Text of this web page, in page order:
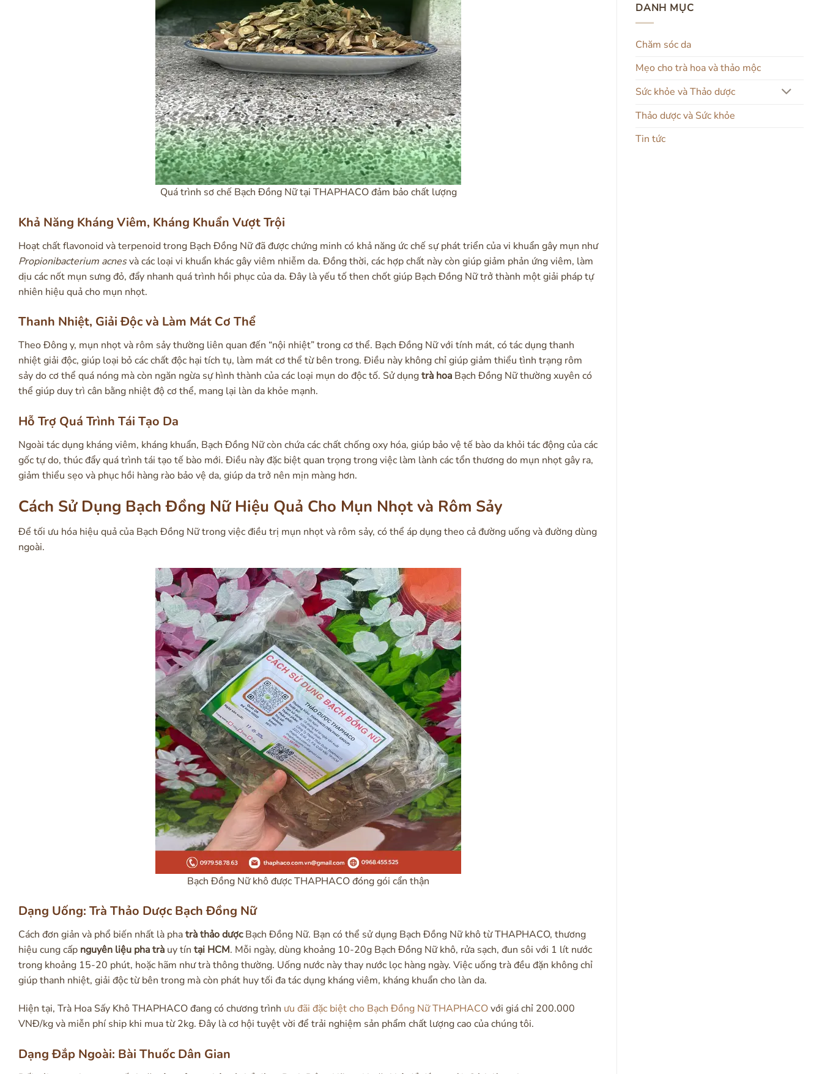
Quá trình sơ chế Bạch Đồng Nữ tại THAPHACO đảm bảo chất lượng
Khả Năng Kháng Viêm, Kháng Khuẩn Vượt Trội
Hoạt chất flavonoid và terpenoid trong Bạch Đồng Nữ đã được chứng minh có khả năng ức chế sự phát triển của vi khuẩn gây mụn như
Propionibacterium acnesvà các loại vi khuẩn khác gây viêm nhiễm da. Đồng thời, các hợp chất này còn giúp giảm phản ứng viêm, làm
dịu các nốt mụn sưng đỏ, đẩy nhanh quá trình hồi phục của da. Đây là yếu tố then chốt giúp Bạch Đồng Nữ trở thành một giải pháp tự
nhiên hiệu quả cho mụn nhọt.
Thanh Nhiệt, Giải Độc và Làm Mát Cơ Thể
Theo Đông y, mụn nhọt và rôm sảy thường liên quan đến “nội nhiệt” trong cơ thể. Bạch Đồng Nữ với tính mát, có tác dụng thanh
nhiệt giải độc, giúp loại bỏ các chất độc hại tích tụ, làm mát cơ thể từ bên trong. Điều này không chỉ giúp giảm thiểu tình trạng rôm
sảy do cơ thể quá nóng mà còn ngăn ngừa sự hình thành của các loại mụn do độc tố. Sử dụngtrà hoa Bạch Đồng Nữ thường xuyên có
thể giúp duy trì cân bằng nhiệt độ cơ thể, mang lại làn da khỏe mạnh.
Hỗ Trợ Quá Trình Tái Tạo Da
Ngoài tác dụng kháng viêm, kháng khuẩn, Bạch Đồng Nữ còn chứa các chất chống oxy hóa, giúp bảo vệ tế bào da khỏi tác động của các
gốc tự do, thúc đẩy quá trình tái tạo tế bào mới. Điều này đặc biệt quan trọng trong việc làm lành các tổn thương do mụn nhọt gây ra,
giảm thiểu sẹo và phục hồi hàng rào bảo vệ da, giúp da trở nên mịn màng hơn.
Cách Sử Dụng Bạch Đồng Nữ Hiệu Quả Cho Mụn Nhọt và Rôm Sảy
Để tối ưu hóa hiệu quả của Bạch Đồng Nữ trong việc điều trị mụn nhọt và rôm sảy, có thể áp dụng theo cả đường uống và đường dùng
ngoài.
Bạch Đồng Nữ khô được THAPHACO đóng gói cẩn thận
Dạng Uống: Trà Thảo Dược Bạch Đồng Nữ
Cách đơn giản và phổ biến nhất là phatrà thảo dượcBạch Đồng Nữ. Bạn có thể sử dụng Bạch Đồng Nữ khô từ THAPHACO, thương
hiệu cung cấp nguyên liệu pha trà uy tín tại HCM. Mỗi ngày, dùng khoảng 10-20g Bạch Đồng Nữ khô, rửa sạch, đun sôi với 1 lít nước
trong khoảng 15-20 phút, hoặc hãm như trà thông thường. Uống nước này thay nước lọc hàng ngày. Việc uống trà đều đặn không chỉ
giúp thanh nhiệt, giải độc từ bên trong mà còn phát huy tối đa tác dụng kháng viêm, kháng khuẩn cho làn da.
Hiện tại, Trà Hoa Sấy Khô THAPHACO đang có chương trình ưu đãi đặc biệt cho Bạch Đồng Nữ THAPHACOvới giá chỉ 200.000
VNĐ/kg và miễn phí ship khi mua từ 2kg. Đây là cơ hội tuyệt vời để trải nghiệm sản phẩm chất lượng cao của chúng tôi.
Dạng Đắp Ngoài: Bài Thuốc Dân Gian
DANH MỤC
Chăm sóc da
Mẹo cho trà hoa và thảo mộc
Sức khỏe và Thảo dược
Thảo dược và Sức khỏe
Tin tức